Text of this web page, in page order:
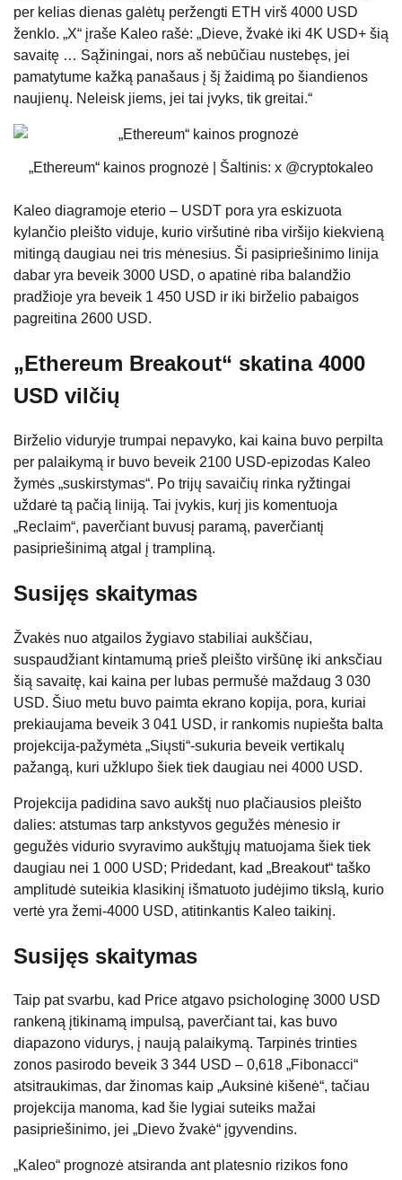
per kelias dienas galėtų peržengti ETH virš 4000 USD
ženklo. „X“ įraše Kaleo rašė: „Dieve, žvakė iki 4K USD+ šią
savaitę … Sąžiningai, nors aš nebūčiau nustebęs, jei
pamatytume kažką panašaus į šį žaidimą po šiandienos
naujienų. Neleisk jiems, jei tai įvyks, tik greitai.“
„Ethereum“ kainos prognozė | Šaltinis: x @cryptokaleo
Kaleo diagramoje eterio – USDT pora yra eskizuota
kylančio pleišto viduje, kurio viršutinė riba viršijo kiekvieną
mitingą daugiau nei tris mėnesius. Ši pasipriešinimo linija
dabar yra beveik 3000 USD, o apatinė riba balandžio
pradžioje yra beveik 1 450 USD ir iki birželio pabaigos
pagreitina 2600 USD.
„Ethereum Breakout“ skatina 4000
USD vilčių
Birželio viduryje trumpai nepavyko, kai kaina buvo perpilta
per palaikymą ir buvo beveik 2100 USD-epizodas Kaleo
žymės „suskirstymas“. Po trijų savaičių rinka ryžtingai
uždarė tą pačią liniją. Tai įvykis, kurį jis komentuoja
„Reclaim“, paverčiant buvusį paramą, paverčiantį
pasipriešinimą atgal į trampliną.
Susijęs skaitymas
Žvakės nuo atgailos žygiavo stabiliai aukščiau,
suspaudžiant kintamumą prieš pleišto viršūnę iki anksčiau
šią savaitę, kai kaina per lubas permušė maždaug 3 030
USD. Šiuo metu buvo paimta ekrano kopija, pora, kuriai
prekiaujama beveik 3 041 USD, ir rankomis nupiešta balta
projekcija-pažymėta „Siųsti“-sukuria beveik vertikalų
pažangą, kuri užklupo šiek tiek daugiau nei 4000 USD.
Projekcija padidina savo aukštį nuo plačiausios pleišto
dalies: atstumas tarp ankstyvos gegužės mėnesio ir
gegužės vidurio svyravimo aukštųjų matuojama šiek tiek
daugiau nei 1 000 USD; Pridedant, kad „Breakout“ taško
amplitudė suteikia klasikinį išmatuoto judėjimo tikslą, kurio
vertė yra žemi-4000 USD, atitinkantis Kaleo taikinį.
Susijęs skaitymas
Taip pat svarbu, kad Price atgavo psichologinę 3000 USD
rankeną įtikinamą impulsą, paverčiant tai, kas buvo
diapazono vidurys, į naują palaikymą. Tarpinės trinties
zonos pasirodo beveik 3 344 USD – 0,618 „Fibonacci“
atsitraukimas, dar žinomas kaip „Auksinė kišenė“, tačiau
projekcija manoma, kad šie lygiai suteiks mažai
pasipriešinimo, jei „Dievo žvakė“ įgyvendins.
„Kaleo“ prognozė atsiranda ant platesnio rizikos fono